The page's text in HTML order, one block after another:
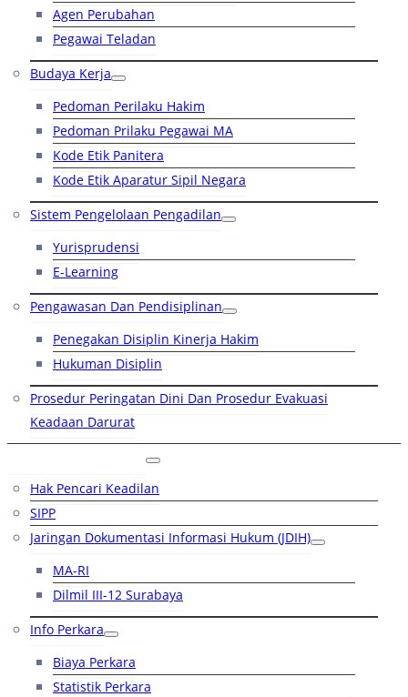
Agen Perubahan
Pegawai Teladan
Budaya Kerja
Pedoman Perilaku Hakim
Pedoman Prilaku Pegawai MA
Kode Etik Panitera
Kode Etik Aparatur Sipil Negara
Sistem Pengelolaan Pengadilan
Yurisprudensi
E-Learning
Pengawasan Dan Pendisiplinan
Penegakan Disiplin Kinerja Hakim
Hukuman Disiplin
Prosedur Peringatan Dini Dan Prosedur Evakuasi
Keadaan Darurat
Hak Pencari Keadilan
SIPP
Jaringan Dokumentasi Informasi Hukum (JDIH)
MA-RI
Dilmil III-12 Surabaya
Info Perkara
Biaya Perkara
Statistik Perkara